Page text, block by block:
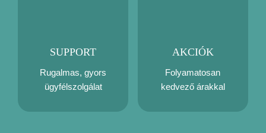
SUPPORT
Rugalmas, gyors
ügyfélszolgálat
AKCIÓK
Folyamatosan
kedvező árakkal